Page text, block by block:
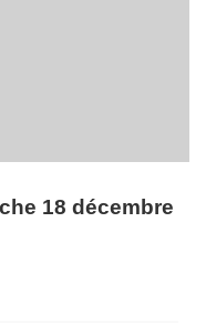
18 décembre